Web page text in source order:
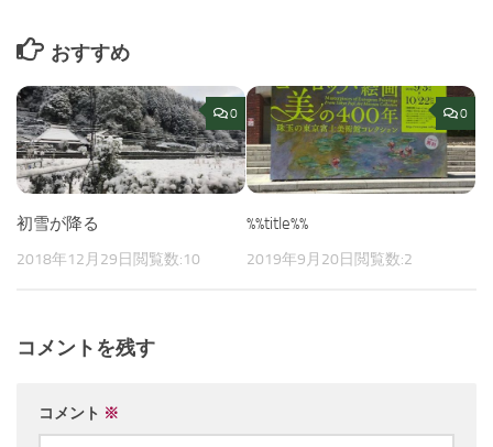
おすすめ
0
初雪が降る
2018年12月29日 閲覧数:10
0
%%title%%
2019年9月20日 閲覧数:2
コメントを残す
コメント ※